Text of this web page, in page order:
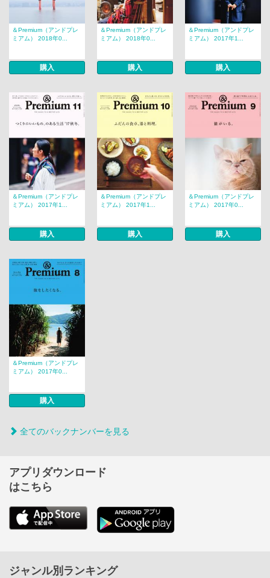
＆Premium（アンドプレ
ミアム） 2018年0...
購入
＆Premium（アンドプレ
ミアム） 2018年0...
購入
＆Premium（アンドプレ
ミアム） 2017年1...
購入
＆Premium（アンドプレ
ミアム） 2017年1...
購入
＆Premium（アンドプレ
ミアム） 2017年1...
購入
＆Premium（アンドプレ
ミアム） 2017年0...
購入
＆Premium（アンドプレ
ミアム） 2017年0...
購入
全てのバックナンバーを見る
アプリダウンロード
はこちら
ジャンル別ランキング